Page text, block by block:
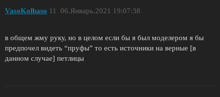
VasoKolbaso 06.Январь.2021 19:07:38
11
в общем жму руку, но в целом если бы я был моделером я бы
предпочел видеть “пруфы” то есть источники на верные [в
данном случае] петлицы